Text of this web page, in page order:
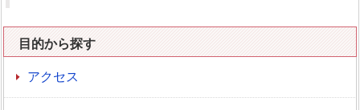
目的から探す
アクセス